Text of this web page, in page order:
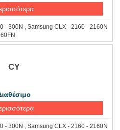
- 300N , Samsung CLX - 2160 - 2160N
CY
- 300N , Samsung CLX - 2160 - 2160N